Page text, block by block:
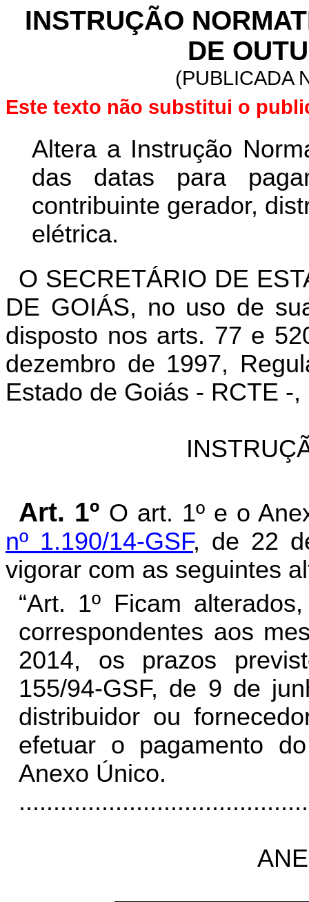
INSTRUÇÃO
DE
(PUBLICADA
Este texto não substitui o
Altera a Instrução
das datas para
contribuinte gerador,
elétrica.
O SECRETÁRIO DE
DE GOIÁS, no uso de
disposto nos arts. 77 e
dezembro de 1997,
Estado de Goiás - RCTE -
Art. 1º O art. 1º e o
nº 1.190/14-GSF, de 22
vigorar com as seguintes
“Art. 1º Ficam
correspondentes aos
2014, os prazos
155/94-GSF, de 9 de
distribuidor ou
efetuar o pagamento
Anexo Único.